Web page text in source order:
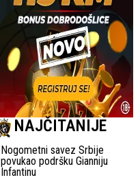
NAJČITANIJE
Nogometni savez Srbije
povukao podršku Gianniju
Infantinu